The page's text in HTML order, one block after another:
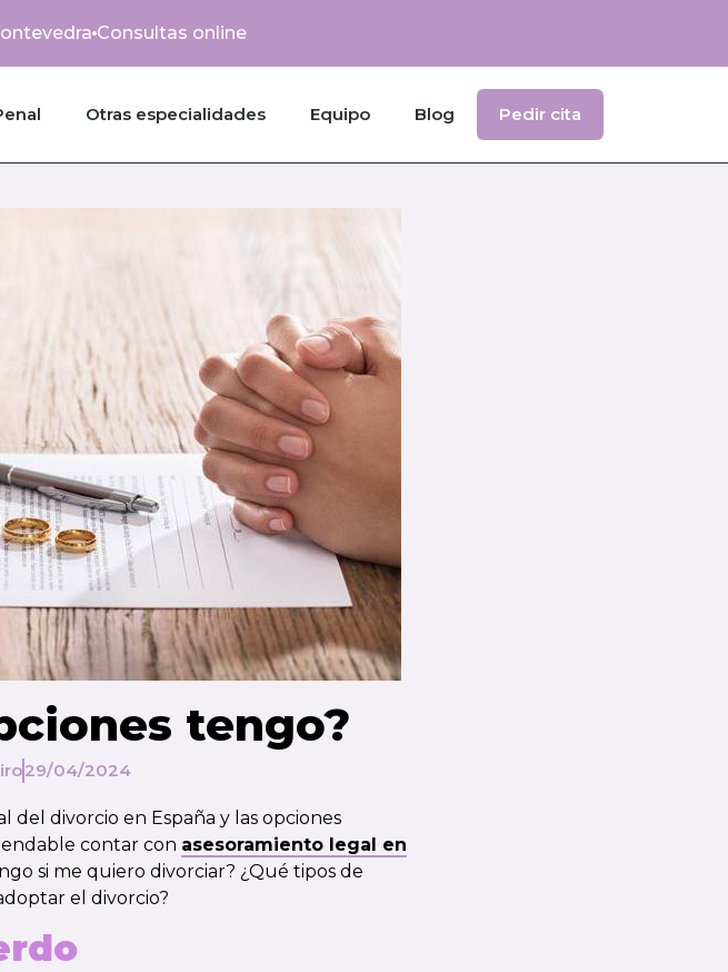
Consultas online
Otras especialidades Equipo Blog Pedir cita
tengo?
29/04/2024
del divorcio en España y las opciones
contar con asesoramiento legal en
si me quiero divorciar? ¿Qué tipos de
el divorcio?